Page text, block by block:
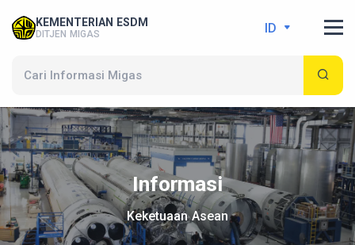
KEMENTERIAN ESDM
DITJEN MIGAS ID
Informasi
Keketuaan Asean